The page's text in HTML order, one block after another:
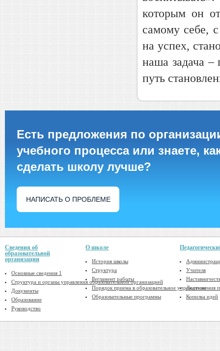
которым он
самому себе,
на успех,
наша задача –
путь
Есть предложения по
учебного процесса или знаете,
сделать школу лучше?
НАПИСАТЬ О ПРОБЛЕМЕ
Сведения об
образовательной
организации
Основные сведения 1
Структура и органы управления образовательной организацией
Документы
Образование
Руководство
О школе
История школы
Структура
Регламент работы
Порядок приема в образовательное учреждение
Образовательные программы
Учителя
Достижения
Копилка идей